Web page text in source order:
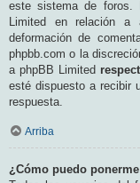
este sistema de foros.
Limited en relación a
deformación de
phpbb.com o la
a phpBB Limited
esté dispuesto a recibir
respuesta.
Arriba
¿Cómo puedo